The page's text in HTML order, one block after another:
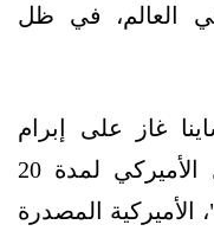
في العالم، في ظل
غاز على إبرام
عقدين لاستيراد الغاز المسال الأميركي لمدة 20
المصدرة